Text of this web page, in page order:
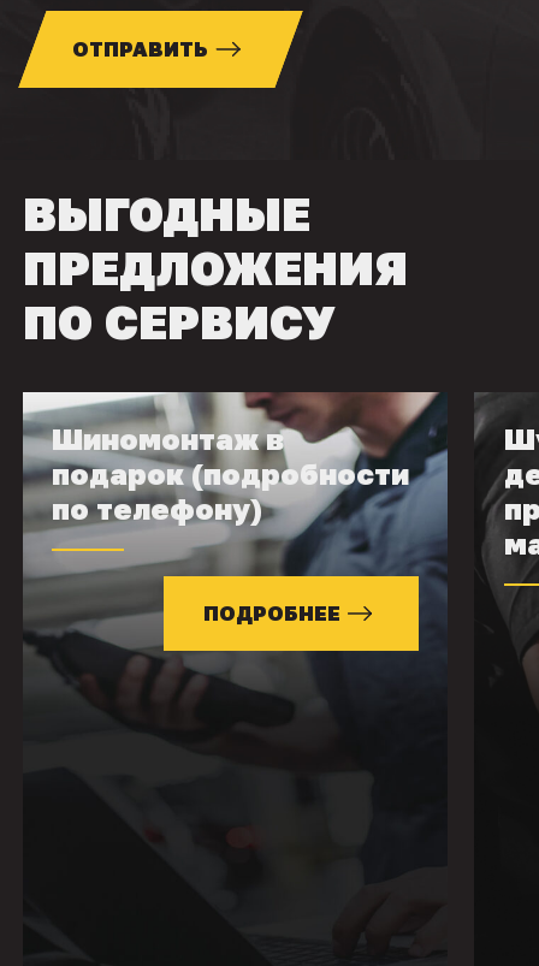
ОТПРАВИТЬ
ВЫГОДНЫЕ
ПРЕДЛОЖЕНИЯ
ПО СЕРВИСУ
Шиномонтаж в
подарок (подробности
по телефону)
ПОДРОБНЕЕ